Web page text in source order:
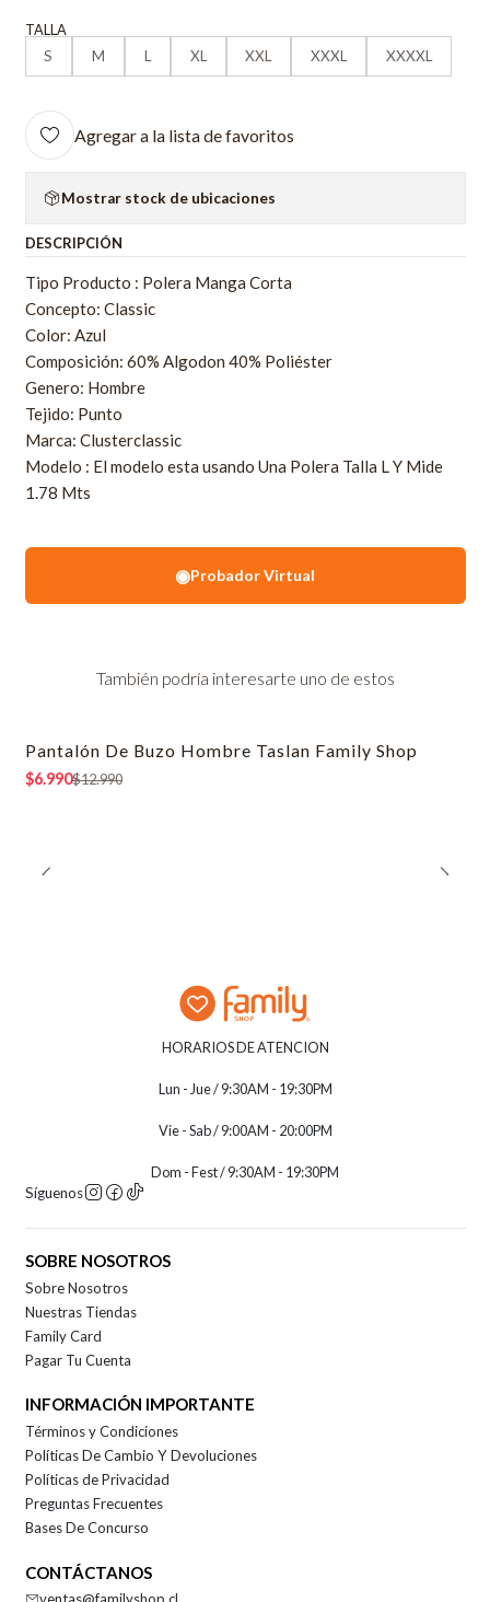
TALLA
S
M L XL XXL XXXL XXXXL
Agregar a la lista de favoritos
Mostrar stock de ubicaciones
DESCRIPCIÓN
Tipo Producto : Polera Manga Corta
Concepto: Classic
Color: Azul
Composición: 60% Algodon 40% Poliéster
Genero: Hombre
Tejido: Punto
Marca: Clusterclassic
Modelo : El modelo esta usando Una Polera Talla L Y Mide
1.78 Mts
◉Probador Virtual
También podría interesarte uno de estos
-46% OFF
Pantalón De Buzo Hombre Taslan Family Shop
$6.990$12.990
HORARIOS DE ATENCION
Lun - Jue / 9:30AM - 19:30PM
Vie - Sab / 9:00AM - 20:00PM
Dom - Fest / 9:30AM - 19:30PM
Síguenos
SOBRE NOSOTROS
Sobre Nosotros
Nuestras Tiendas
Family Card
Pagar Tu Cuenta
INFORMACIÓN IMPORTANTE
Términos y Condiciones
Políticas De Cambio Y Devoluciones
Políticas de Privacidad
Preguntas Frecuentes
Bases De Concurso
CONTÁCTANOS